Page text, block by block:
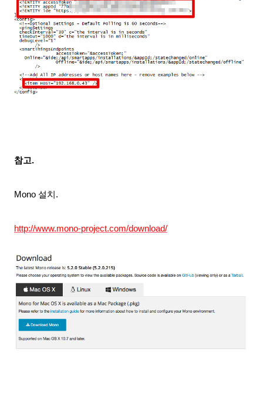
참고.
Mono 설치.
http://www.mono-project.com/download/